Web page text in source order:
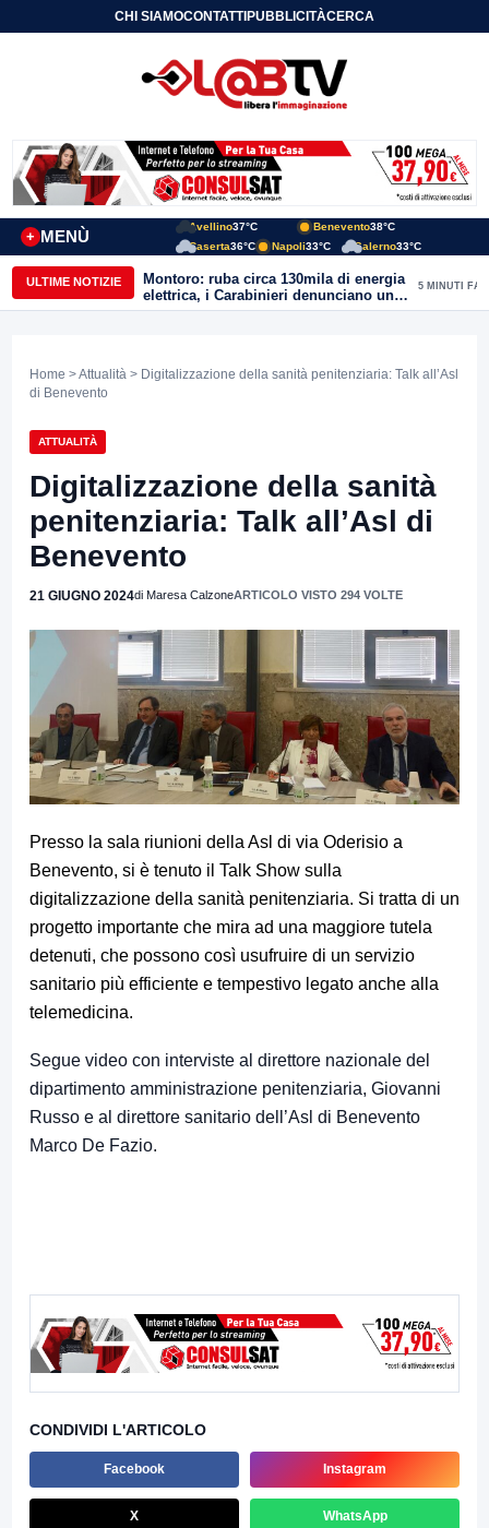
CHI SIAMOCONTATTIPUBBLICITÀCERCA
MENÙ
+
Avellino37°C Benevento38°C
Caserta36°C Napoli33°C Salerno33°C
ULTIME NOTIZIE
Montoro: ruba circa 130mila di energia
elettrica, i Carabinieri denunciano un
65enne
5 MINUTI FA
Home >Attualità > Digitalizzazione della sanità penitenziaria: Talk all’Asl
di Benevento
ATTUALITÀ
Digitalizzazione della sanità
penitenziaria: Talk all’Asl di
Benevento
21 GIUGNO 2024di Maresa CalzoneARTICOLO VISTO 294 VOLTE
Presso la sala riunioni della Asl di via Oderisio a
Benevento, si è tenuto il Talk Show sulla
digitalizzazione della sanità penitenziaria. Si tratta di un
progetto importante che mira ad una maggiore tutela
detenuti, che possono così usufruire di un servizio
sanitario più efficiente e tempestivo legato anche alla
telemedicina.
Segue video con interviste al direttore nazionale del
dipartimento amministrazione penitenziaria, Giovanni
Russo e al direttore sanitario dell’Asl di Benevento
Marco De Fazio.
CONDIVIDI L'ARTICOLO
Facebook Instagram
X WhatsApp